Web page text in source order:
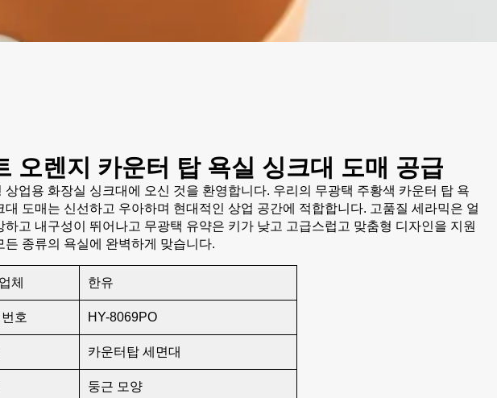
오렌지 카운터 탑 욕실 싱크대 도매 공급
상업용 화장실 싱크대에 오신 것을 환영합니다. 우리의 무광택 주황색 카운터 탑 욕
대 도매는 신선하고 우아하며 현대적인 상업 공간에 적합합니다. 고품질 세라믹은 얼
하고 내구성이 뛰어나고 무광택 유약은 키가 낮고 고급스럽고 맞춤형 디자인을 지원
든 종류의 욕실에 완벽하게 맞습니다.
체 한유
호 HY-8069PO
카운터탑 세면대
둥근 모양